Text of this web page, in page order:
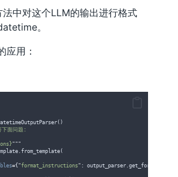
中对这个LLM的输出进行格式
。
应用：
下面问题:
"""
={ " format_instructions" :